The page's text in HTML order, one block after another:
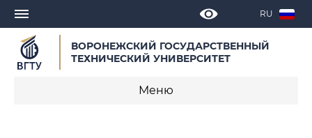
RU
ВОРОНЕЖСКИЙ ГОСУДАРСТВЕННЫЙ
ТЕХНИЧЕСКИЙ УНИВЕРСИТЕТ
Меню